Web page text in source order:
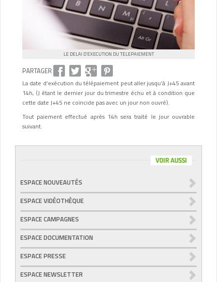
LE DELAI D’EXECUTION DU TELEPAIEMENT
PARTAGER
La date d’exécution du télépaiement peut aller jusqu’à J+45 avant
14h, (J étant le dernier jour du trimestre échu et à condition que
cette date J+45 ne coïncide pas avec un jour non ouvré).
Tout paiement effectué après 14h sera traité le jour ouvrable
suivant.
VOIR AUSSI
ESPACE NOUVEAUTÉS
ESPACE VIDÉOTHÈQUE
ESPACE CAMPAGNES
ESPACE DOCUMENTATION
ESPACE PRESSE
ESPACE NEWSLETTER